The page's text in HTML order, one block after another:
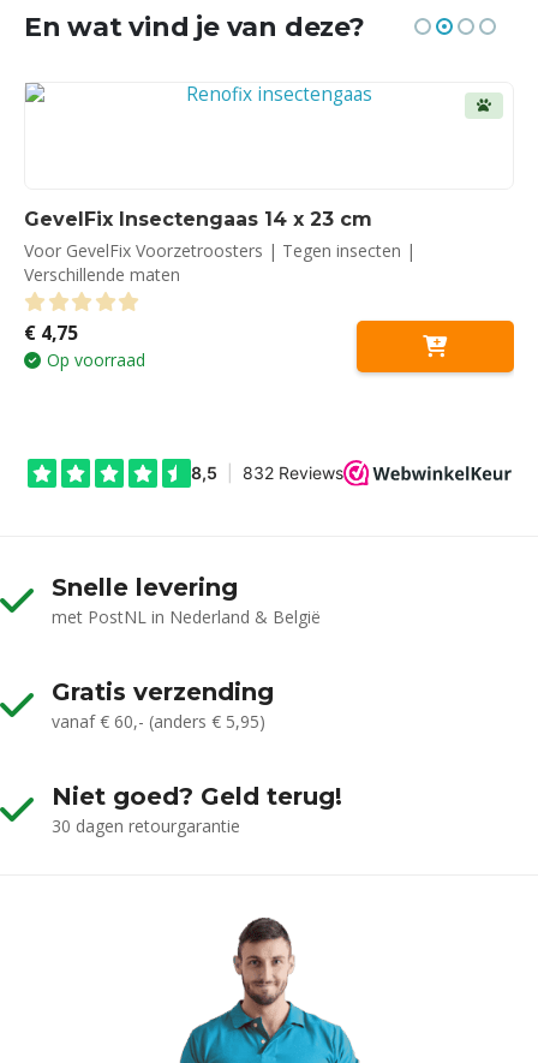
En wat vind je van deze?
GevelFix Insectengaas 14 x 23 cm
Voor GevelFix Voorzetroosters | Tegen insecten |
Verschillende maten
0 out of 5
€ 4,75
Op voorraad
Snelle levering
met PostNL in Nederland & België
Gratis verzending
vanaf € 60,- (anders € 5,95)
Niet goed? Geld terug!
30 dagen retourgarantie